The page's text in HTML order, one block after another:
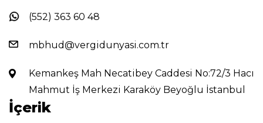
(552) 363 60 48
mbhud@vergidunyasi.com.tr
Kemankeş Mah Necatibey Caddesi No:72/3 Hacı
Mahmut İş Merkezi Karaköy Beyoğlu İstanbul
İçerik